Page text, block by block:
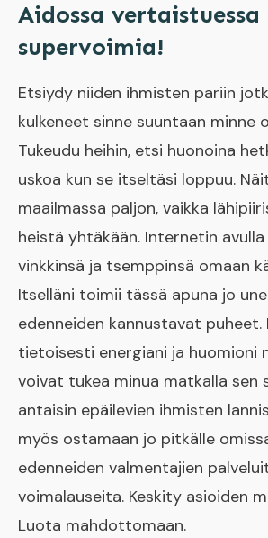
​Aidossa vertaistuessa
supervoimia!
Etsiydy niiden ihmisten pariin
kulkeneet sinne suuntaan minne
Tukeudu heihin, etsi huonoina
uskoa kun se itseltäsi loppuu.
maailmassa paljon, vaikka
heistä yhtäkään. Internetin
vinkkinsä ja tsemppinsä omaan
Itselläni toimii tässä apuna jo
edenneiden kannustavat puheet.
tietoisesti energiani ja huomioni
voivat tukea minua matkalla sen
antaisin epäilevien ihmisten
myös ostamaan jo pitkälle
edenneiden valmentajien
voimalauseita. Keskity asioiden
Luota mahdottomaan.